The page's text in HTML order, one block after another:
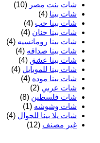
شات بنت مصر (10)
شات بينا (4)
شات بينا حب (4)
شات بينا حنان (4)
شات بينا رومانسيه (4)
شات بينا صداقه (4)
شات بينا عشق (4)
شات بينا للموبايل (4)
شات بينا موده (4)
شات عربي (2)
شات فلسطين (8)
شات وشوشه (1)
شات يلا بينا للجوال (4)
غير مصنف (12)